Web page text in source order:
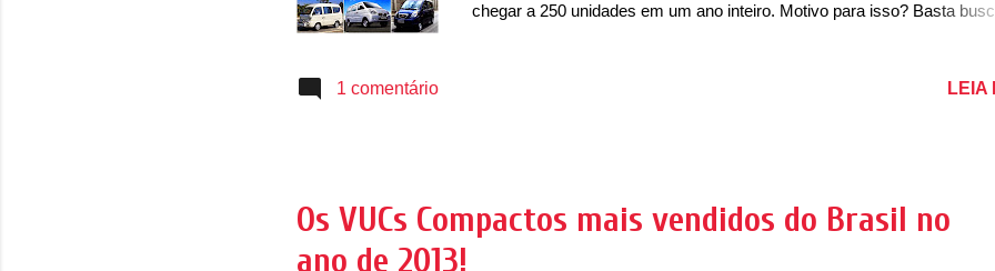
chegar a 250 unidades em um ano inteiro. Motivo para isso? Basta
Minivan, que por pouco não conseguiu ser líder (por apenas 16
1 comentário LEIA
Os VUCs Compactos mais vendidos do Brasil no
ano de 2013!